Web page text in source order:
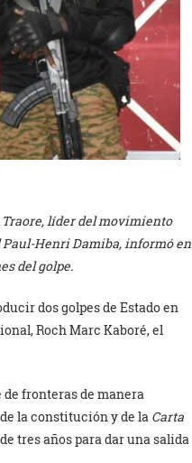
líder del movimiento
Henri Damiba, informó en
del golpe.
dos golpes de Estado en
Roch Marc Kaboré, el
fronteras de manera
la constitución y de la Carta
tres años para dar una salida